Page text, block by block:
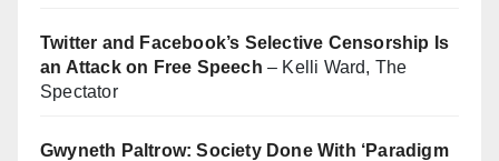
Twitter and Facebook’s Selective Censorship Is
an Attack on Free Speech – Kelli Ward, The
Spectator
Gwyneth Paltrow: Society Done With ‘Paradigm